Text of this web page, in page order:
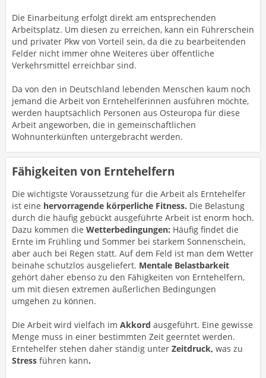
Die Einarbeitung erfolgt direkt am entsprechenden
Arbeitsplatz. Um diesen zu erreichen, kann ein Führerschein
und privater Pkw von Vorteil sein, da die zu bearbeitenden
Felder nicht immer ohne Weiteres über öffentliche
Verkehrsmittel erreichbar sind.
Da von den in Deutschland lebenden Menschen kaum noch
jemand die Arbeit von Erntehelferinnen ausführen möchte,
werden hauptsächlich Personen aus Osteuropa für diese
Arbeit angeworben, die in gemeinschaftlichen
Wohnunterkünften untergebracht werden.
Fähigkeiten von Erntehelfern
Die wichtigste Voraussetzung für die Arbeit als Erntehelfer
ist eine hervorragende körperliche Fitness. Die Belastung
durch die häufig gebückt ausgeführte Arbeit ist enorm hoch.
Dazu kommen die Wetterbedingungen: Häufig findet die
Ernte im Frühling und Sommer bei starkem Sonnenschein,
aber auch bei Regen statt. Auf dem Feld ist man dem Wetter
beinahe schutzlos ausgeliefert. Mentale Belastbarkeit
gehört daher ebenso zu den Fähigkeiten von Erntehelfern,
um mit diesen extremen äußerlichen Bedingungen
umgehen zu können.
Die Arbeit wird vielfach im Akkord ausgeführt. Eine gewisse
Menge muss in einer bestimmten Zeit geerntet werden.
Erntehelfer stehen daher ständig unter Zeitdruck, was zu
Stress führen kann.